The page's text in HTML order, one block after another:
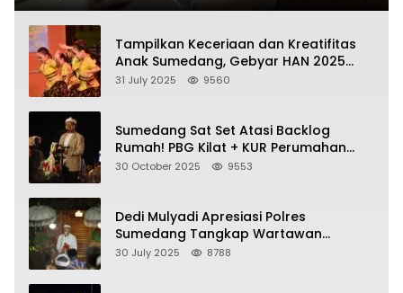
Tampilkan Keceriaan dan Kreatifitas
Anak Sumedang, Gebyar HAN 2025
Dihadiri Bupati dan Wabup
31 July 2025 9560
Sumedang Sat Set Atasi Backlog
Rumah! PBG Kilat + KUR Perumahan
Jadi Kunci!
30 October 2025 9553
Dedi Mulyadi Apresiasi Polres
Sumedang Tangkap Wartawan
Gadungan Pemeras Kades
30 July 2025 8788